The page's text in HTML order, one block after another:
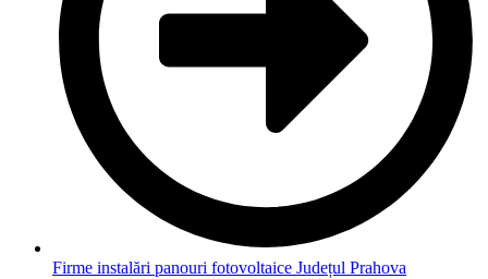
Firme instalări panouri fotovoltaice Județul Prahova